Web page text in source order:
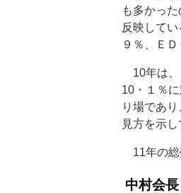
も多かっ
反映して
９％、Ｅ
10年は、
10・１％
り場であ
見方を示し
11年の総
中村会